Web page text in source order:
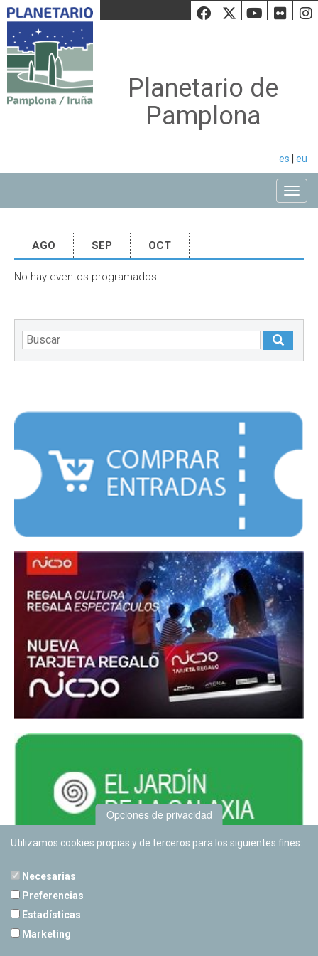
Facebook
Twiiter
Planetario de
Pamplona
es eu
AGO SEP OCT
No hay eventos programados.
Opciones de privacidad
Utilizamos cookies propias y de terceros para los siguientes fines:
Necesarias
Preferencias
Estadísticas
Marketing